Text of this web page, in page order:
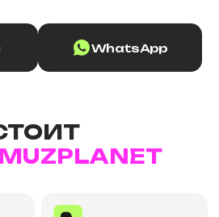
WhatsApp
MUZPLANET